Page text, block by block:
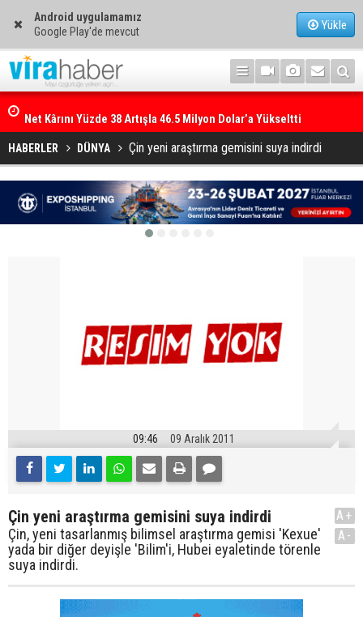
Android uygulamamız
Google Play'de mevcut
Yükle
Net Kârını Yüzde 38 Artışla 46.5 Milyon Dolar’a Yükseltti
HABERLER DÜNYA Çin yeni araştırma gemisini suya indirdi
09:46 09 Aralık 2011
Çin yeni araştırma gemisini suya indirdi
Çin, yeni tasarlanmış bilimsel araştırma gemisi 'Kexue'
yada bir diğer deyişle 'Bilim'i, Hubei eyaletinde törenle
suya indirdi.
A+
A-